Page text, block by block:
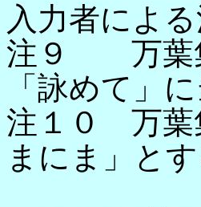
入力者によ
注９ 万葉集
「詠めて」
注１０ 万葉
まにま」と